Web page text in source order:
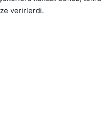
verirlerdi.